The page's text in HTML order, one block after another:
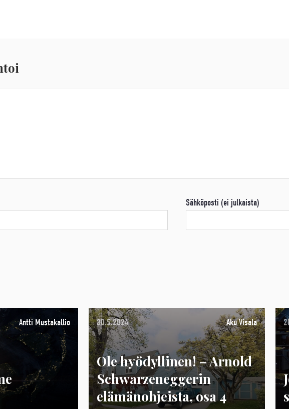
Sähköposti (ei julkaista)
Antti Mustakallio 30.5.2024 Aku Visala
Ole hyödyllinen! – Arnold
Schwarzeneggerin
elämänohjeista, osa 4